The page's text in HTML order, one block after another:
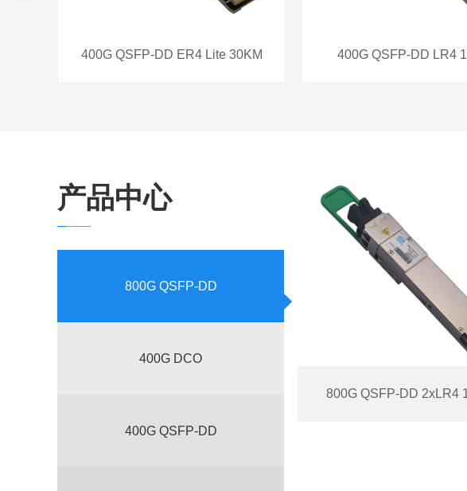
QSFP-DD ER4 Lite 30KM 400G QSFP-DD LR4 10KM
产品中心
800G QSFP-DD
400G DCO
400G QSFP-DD
800G QSFP-DD 2xLR4